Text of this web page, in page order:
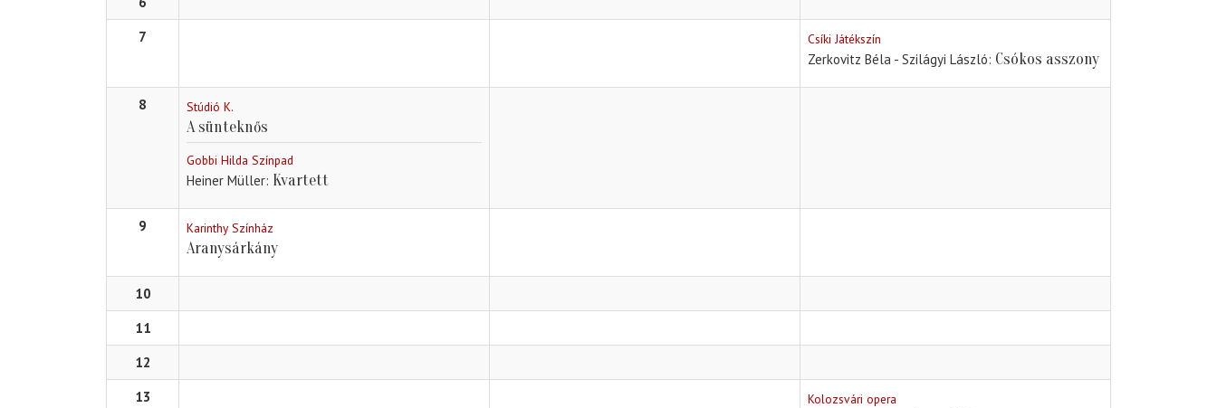
7
Csíki Játékszín
Zerkovitz Béla - Szilágyi László Csókos asszony
8 Stúdió K.
A sünteknős
Gobbi Hilda Színpad
Heiner Müller Kvartett
9 Karinthy Színház
Aranysárkány
10
11
12
13
Kolozsvári opera